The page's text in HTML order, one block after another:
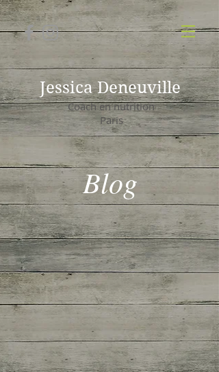
Jessica Deneuville
Coach en nutrition
Paris
Blog